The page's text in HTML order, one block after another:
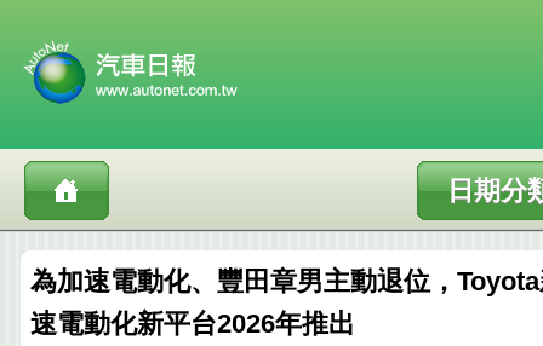
日期分
為加速電動化、豐田章男主動退位，
速電動化新平台2026年推出